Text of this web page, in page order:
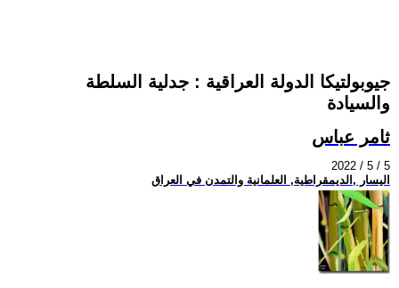
جيوبولتيكا الدولة العراقية : جدلية السلطة
والسيادة
ثامر عباس
2022 / 5 / 5
اليسار ,الديمقراطية, العلمانية والتمدن في العراق